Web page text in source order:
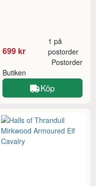
699 kr
1 på
postorder
Butiken
Postorder
Köp